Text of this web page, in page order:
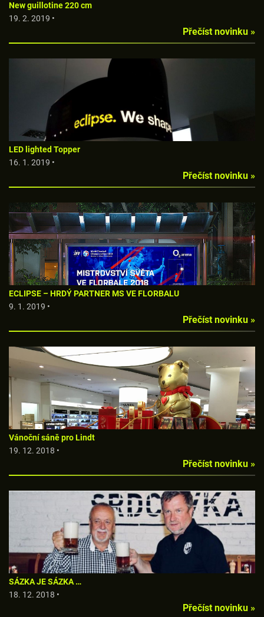
New guillotine 220 cm
19. 2. 2019 •
Přečíst novinku »
LED lighted Topper
16. 1. 2019 •
Přečíst novinku »
ECLIPSE – HRDÝ PARTNER MS VE FLORBALU
9. 1. 2019 •
Přečíst novinku »
Vánoční sáně pro Lindt
19. 12. 2018 •
Přečíst novinku »
SÁZKA JE SÁZKA …
18. 12. 2018 •
Přečíst novinku »